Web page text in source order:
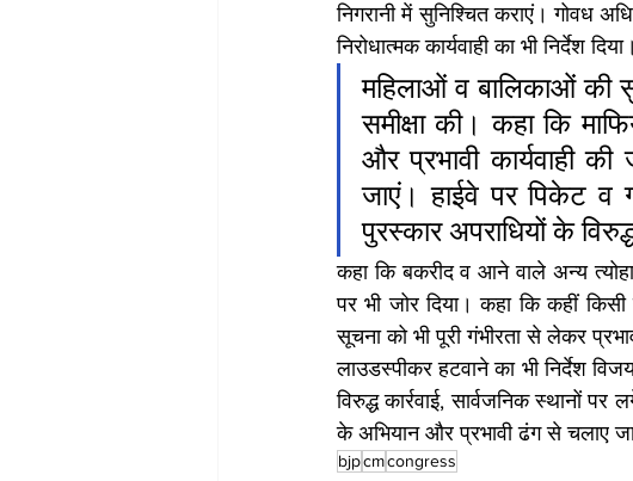
निगरानी में सुनिश्चित कराएं। गोवध
निरोधात्मक कार्यवाही का भी निर्देश दिया।
महिलाओं व बालिकाओं की
समीक्षा की। कहा कि
और प्रभावी कार्यवाही
जाएं। हाईवे पर पिकेट व
पुरस्कार अपराधियों के
कहा कि बकरीद व आने वाले अन्य
पर भी जोर दिया। कहा कि कहीं
सूचना को भी पूरी गंभीरता से लेकर
लाउडस्पीकर हटवाने का भी निर्देश
विरुद्ध कार्रवाई, सार्वजनिक स्थानों
के अभियान और प्रभावी ढंग से चलाए
bjpcmcongress